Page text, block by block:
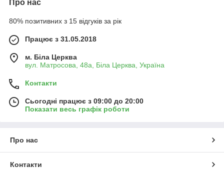
Про нас
80% позитивних з 15 відгуків за рік
Працює з 31.05.2018
м. Біла Церква
вул. Матросова, 48а, Біла Церква, Україна
Контакти
Сьогодні працює з 09:00 до 20:00
Показати весь графік роботи
Про нас
Контакти